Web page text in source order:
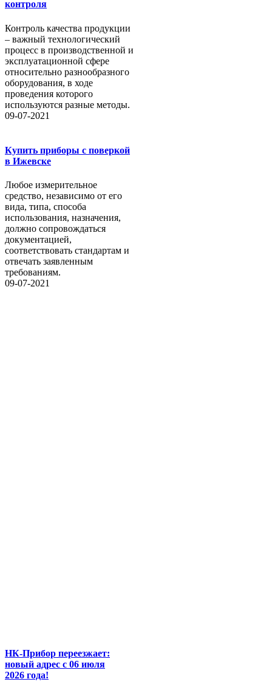
контроля
Контроль качества продукции
– важный технологический
процесс в производственной и
эксплуатационной сфере
относительно разнообразного
оборудования, в ходе
проведения которого
используются разные методы.
09-07-2021
Купить приборы с поверкой
в Ижевске
Любое измерительное
средство, независимо от его
вида, типа, способа
использования, назначения,
должно сопровождаться
документацией,
соответствовать стандартам и
отвечать заявленным
требованиям.
09-07-2021
НК-Прибор переезжает:
новый адрес с 06 июля
2026 года!